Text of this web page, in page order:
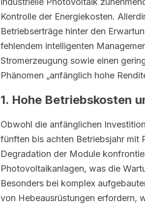
Kontrolle der Energiekosten.
Betriebserträge hinter den
fehlendem intelligenten
Stromerzeugung sowie einen
Phänomen „anfänglich hohe
1. Hohe Betriebskosten
Obwohl die anfänglichen
fünften bis achten Betriebsjahr mit
Degradation der Module
Photovoltaikanlagen, was die
Besonders bei komplex
von Hebeausrüstungen erfordern,